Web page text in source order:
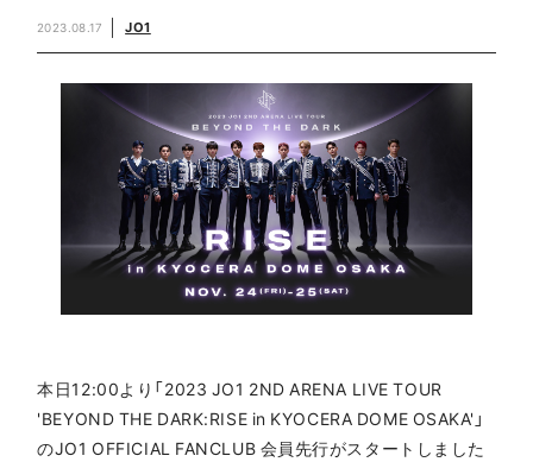
2023.08.17 JO1
本日12:00より「2023 JO1 2ND ARENA LIVE TOUR
'BEYOND THE DARK:RISE in KYOCERA DOME OSAKA'」
のJO1 OFFICIAL FANCLUB 会員先行がスタートしました